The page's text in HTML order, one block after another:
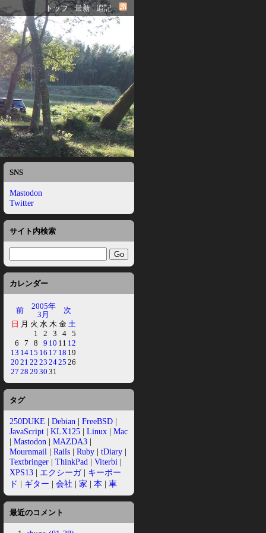
トップ 最新 追記
SNS
Mastodon
Twitter
サイト内検索
カレンダー
前
2005年
3月
次
日 月 火 水 木 金 土
1
2 3 4 5
6
7 8 9 10 11 12
13 14 15 16 17 18 19
20 21 22 23 2425 26
27 28 29 30 31
タグ
250DUKE | Debian | FreeBSD |
JavaScript | KLX125 | Linux | Mac
| Mastodon | MAZDA3 |
Mournmail | Rails | Ruby | tDiary |
Textbringer | ThinkPad | Viterbi |
XPS13 | エクシーガ| キーボー
ド | ギター | 会社 | 家 | 本 | 車
最近のコメント